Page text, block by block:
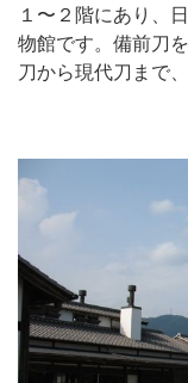
１〜２階にあり、
物館です。備前刀
刀から現代刀まで